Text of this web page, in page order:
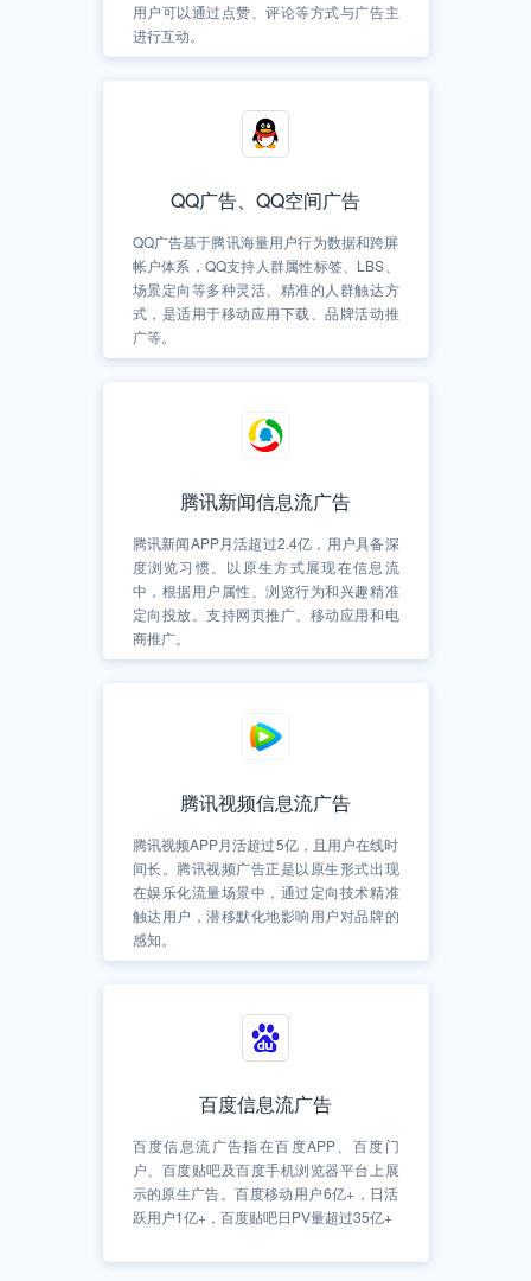
用户可以通过点赞、评论等方式与广告主
进行互动。
QQ广告、QQ空间广告
QQ广告基于腾讯海量用户行为数据和跨屏
帐户体系，QQ支持人群属性标签、LBS、
场景定向等多种灵活、精准的人群触达方
式，是适用于移动应用下载、品牌活动推
广等。
腾讯新闻信息流广告
腾讯新闻APP月活超过2.4亿，用户具备深
度浏览习惯。以原生方式展现在信息流
中，根据用户属性、浏览行为和兴趣精准
定向投放。支持网页推广、移动应用和电
商推广。
腾讯视频信息流广告
腾讯视频APP月活超过5亿，且用户在线时
间长。腾讯视频广告正是以原生形式出现
在娱乐化流量场景中，通过定向技术精准
触达用户，潜移默化地影响用户对品牌的
感知。
百度信息流广告
百度信息流广告指在百度APP、百度门
户、百度贴吧及百度手机浏览器平台上展
示的原生广告。百度移动用户6亿+，日活
跃用户1亿+，百度贴吧日PV量超过35亿+